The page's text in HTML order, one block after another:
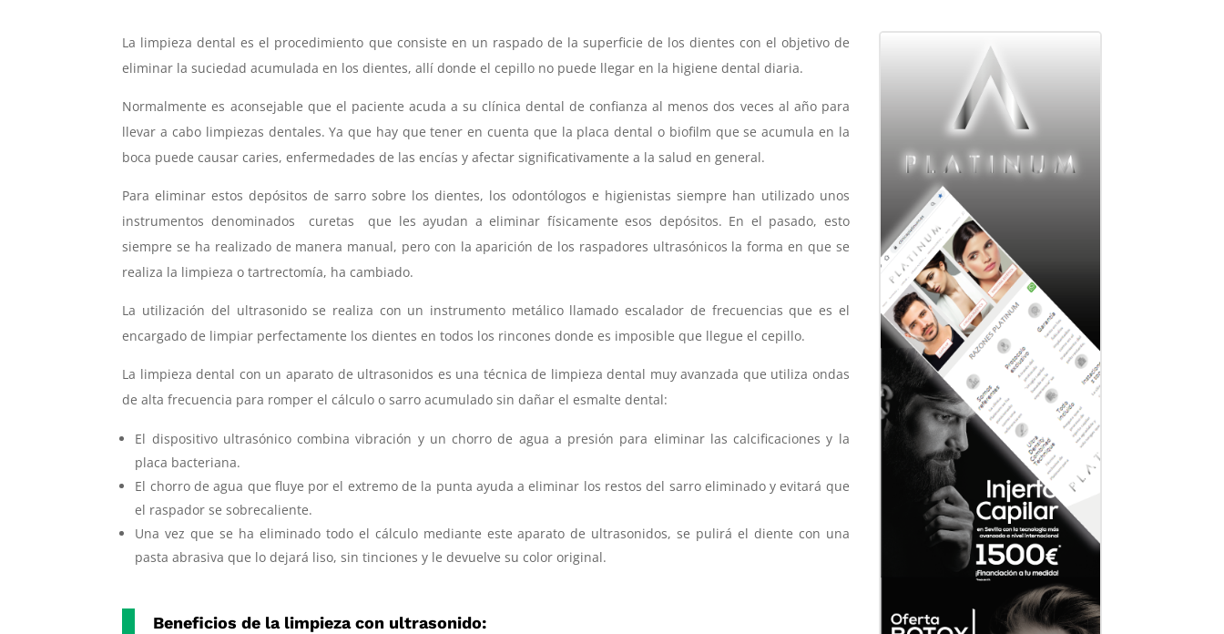
La limpieza dental es el procedimiento que consiste en un raspado de la superficie de los dientes con el objetivo de
eliminar la suciedad acumulada en los dientes, allí donde el cepillo no puede llegar en la higiene dental diaria.
Normalmente es aconsejable que el paciente acuda a su clínica dental de confianza al menos dos veces al año para
llevar a cabo limpiezas dentales. Ya que hay que tener en cuenta que la placa dental o biofilm que se acumula en la
boca puede causar caries, enfermedades de las encías y afectar significativamente a la salud en general.
Para eliminar estos depósitos de sarro sobre los dientes, los odontólogos e higienistas siempre han utilizado unos
instrumentos denominados curetas que les ayudan a eliminar físicamente esos depósitos. En el pasado, esto
siempre se ha realizado de manera manual, pero con la aparición de los raspadores ultrasónicos la forma en que se
realiza la limpieza o tartrectomía, ha cambiado.
La utilización del ultrasonido se realiza con un instrumento metálico llamado escalador de frecuencias que es el
encargado de limpiar perfectamente los dientes en todos los rincones donde es imposible que llegue el cepillo.
La limpieza dental con un aparato de ultrasonidos es una técnica de limpieza dental muy avanzada que utiliza ondas
de alta frecuencia para romper el cálculo o sarro acumulado sin dañar el esmalte dental:
El dispositivo ultrasónico combina vibración y un chorro de agua a presión para eliminar las calcificaciones y la
placa bacteriana.
El chorro de agua que fluye por el extremo de la punta ayuda a eliminar los restos del sarro eliminado y evitará que
el raspador se sobrecaliente.
Una vez que se ha eliminado todo el cálculo mediante este aparato de ultrasonidos, se pulirá el diente con una
pasta abrasiva que lo dejará liso, sin tinciones y le devuelve su color original.
Beneficios de la limpieza con ultrasonido: